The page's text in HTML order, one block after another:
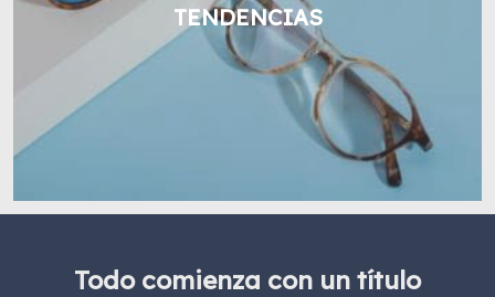
TENDENCIAS
Todo comienza con un título